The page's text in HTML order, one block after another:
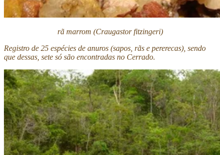
rã marrom (Craugastor fitzingeri)
Registro de 25 espécies de anuros (sapos, rãs e pererecas), sendo
que dessas, sete só são encontradas no Cerrado.